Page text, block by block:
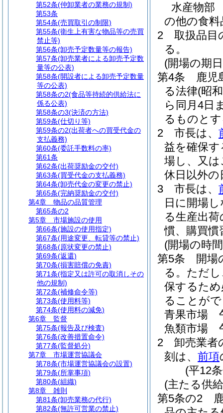
水産物部
の他の食料
2
取扱品目
る。
(開場の期
第4条
鹿児
る法律(昭
ら同月4日
るものと
2
市長は、
益を確保
場し、又
休日以外
3
市長は、
日に開場
る生産出
慣、購買
(開場の時
第5条
開場
る。 ただ
保するた
ることが
青果市場
魚類市場
2
卸売業者
刻は、 前項
(平12
(主たる供
第5条の2
第52条(仲卸業者の業務の規制)
第53条
第54条(売買取引の制限)
第55条(衛生上有害な物品等の売買
禁止等)
第56条(卸売予定数量等の報告)
第57条(卸売業者による卸売予定数
量等の公表)
第58条(開設者による卸売予定数量
等の公表)
第58条の2(食品等持続的供給法に
係る公表)
第58条の3(決済の方法)
第59条(仕切り等)
第59条の2(出荷者への買受代金の
支払義務)
第60条(委託手数料の率)
第61条
第62条(出荷奨励金の交付)
第63条(買受代金の支払義務)
第64条(卸売代金の変更の禁止)
第65条(完納奨励金の交付)
第4章
物品の品質管理
第65条の2
第5章
市場施設の使用
第66条(施設の使用指定)
第67条(用途変更、転貸等の禁止)
第68条(原状変更の禁止)
第69条(返還)
第70条(損害賠償の免責)
第71条(指定又は許可の取消しその
他の規制)
第72条(補修命令等)
第73条(使用料等)
第74条(使用料の減免)
第6章
監督
第75条(報告及び検査)
第76条(改善措置命令)
第77条(監督処分)
第7章
市場運営協議会
第78条(市場運営協議会の設置)
第79条(所掌事項)
第80条(組織)
第8章
雑則
第81条(卸売業務の代行)
第82条(無許可営業の禁止)